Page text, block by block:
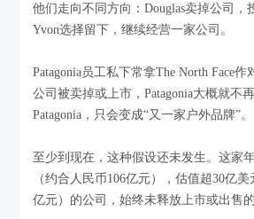
他们走向不同方向：Douglas卖掉公司，
Yvon选择留下，继续经营一家公司。
Patagonia员工私下常拿The North Face
公司被卖掉或上市，Patagonia大概就不
Patagonia，只会变成“又一家户外品牌”。
至少到现在，这种假设还未发生。这家
（约合人民币106亿元），估值超30亿
亿元）的公司，始终未释放上市或出售的